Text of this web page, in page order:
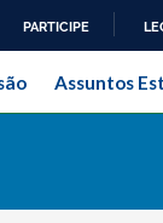
PARTICIPE
do Rio
Assuntos